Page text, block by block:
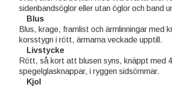
sidenbandsöglor eller utan öglor och band
Blus
Blus, krage, framlist och ärmlinningar med
korsstygn i rött, ärmarna veckade upptill.
Livstycke
Rött, så kort att blusen syns, knäppt med
spegelglasknappar, i ryggen sidsömmar.
Kjol